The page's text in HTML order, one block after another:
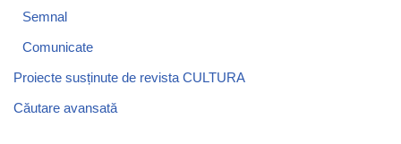
Semnal
Comunicate
Proiecte susținute de revista CULTURA
Căutare avansată